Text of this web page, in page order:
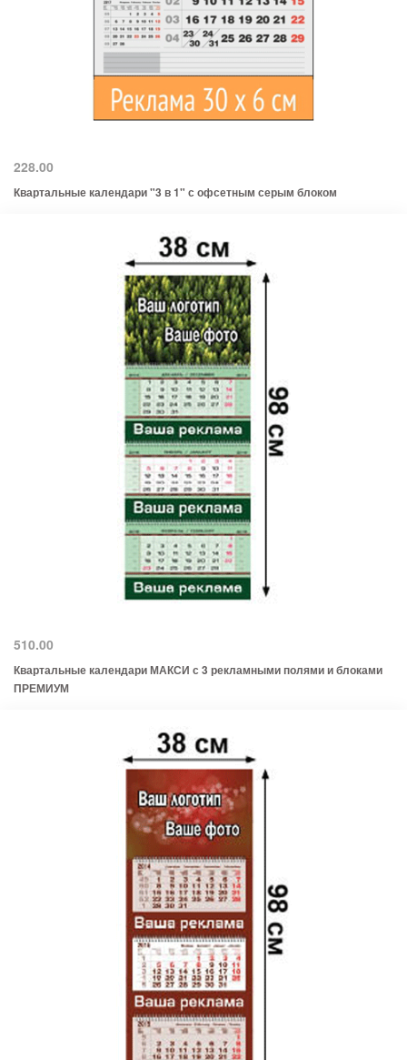
228.00
Квартальные календари "3 в 1" с офсетным серым блоком
510.00
Квартальные календари МАКСИ с 3 рекламными полями и блоками
ПРЕМИУМ